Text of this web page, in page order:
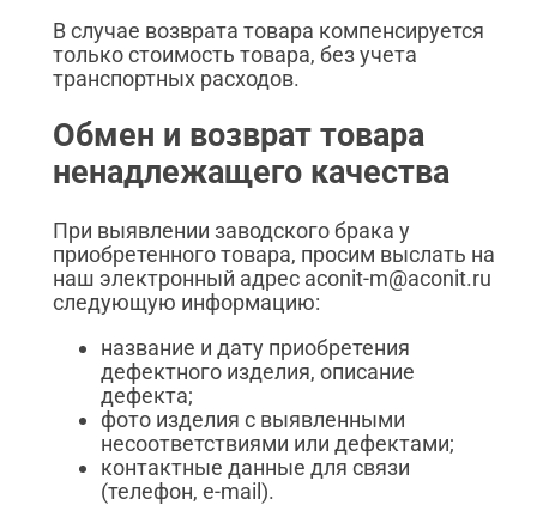
В случае возврата товара компенсируется
только стоимость товара, без учета
транспортных расходов.
Обмен и возврат товара
ненадлежащего качества
При выявлении заводского брака у
приобретенного товара, просим выслать на
наш электронный адрес aconit-m@aconit.ru
следующую информацию:
название и дату приобретения
дефектного изделия, описание
дефекта;
фото изделия с выявленными
несоответствиями или дефектами;
контактные данные для связи
(телефон, e-mail).